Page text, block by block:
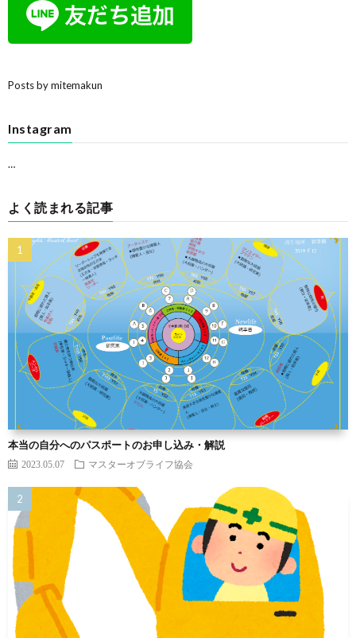
Posts by mitemakun
Instagram
…
よく読まれる記事
本当の自分へのパスポートのお申し込み・解説
2023.05.07 マスターオブライフ協会